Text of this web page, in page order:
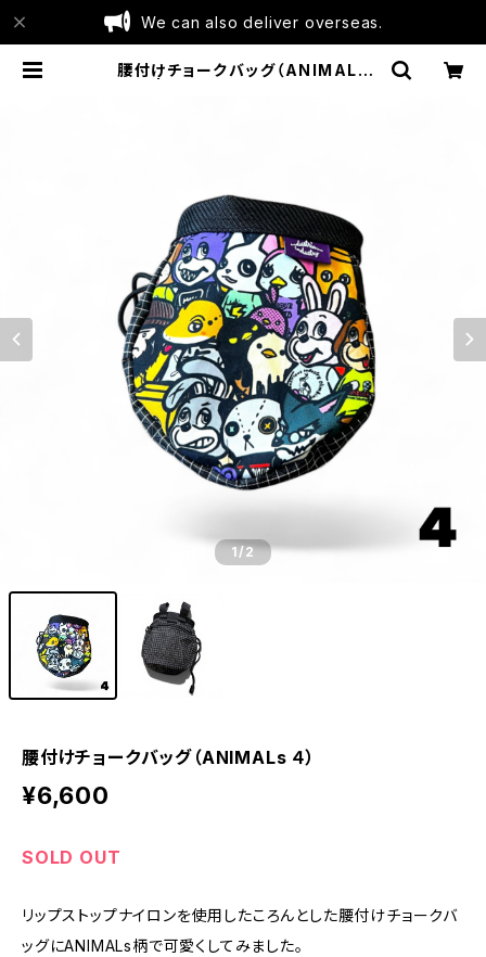
We can also deliver overseas.
腰付けチョークバッグ（ANIMALs
1/2
腰付けチョークバッグ（ANIMALs ４）
¥6,600
SOLD OUT
リップストップナイロンを使用したころんとした腰付けチョークバ
ッグにANIMALs柄で可愛くしてみました。